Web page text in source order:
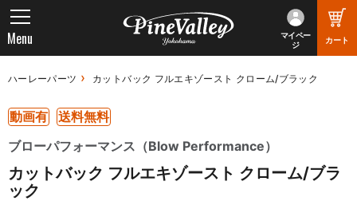
マイペー
ジ
カート
Menu
ハーレーパーツ カットバック フルエキゾースト クローム/ブラック
動画有
送料無料
ブローパフォーマンス（Blow Performance）
カットバック フルエキゾースト クローム/ブラ
ック